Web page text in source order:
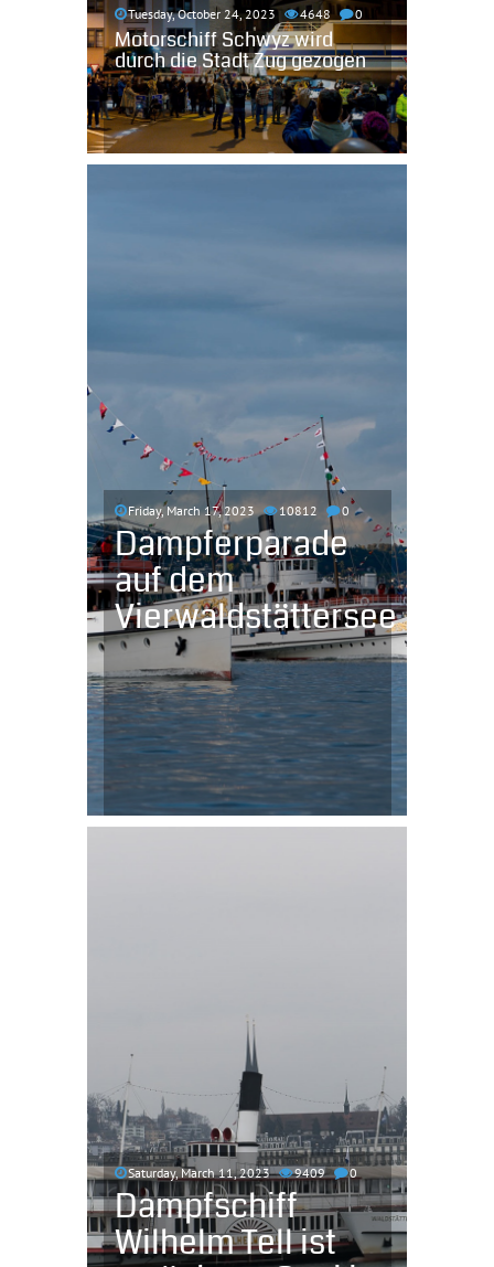
Tuesday, October 24, 2023 4648 0
Motorschiff Schwyz wird
durch die Stadt Zug gezogen
Friday, March 17, 2023 10812 0
Dampferparade
auf dem
Vierwaldstättersee
Saturday, March 11, 2023 9409 0
Dampfschiff
Wilhelm Tell ist